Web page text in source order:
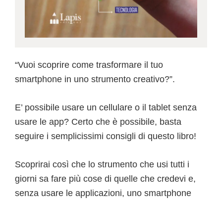
“Vuoi scoprire come trasformare il tuo
smartphone in uno strumento creativo?”.
E’ possibile usare un cellulare o il tablet senza
usare le app? Certo che è possibile, basta
seguire i semplicissimi consigli di questo libro!
Scoprirai così che lo strumento che usi tutti i
giorni sa fare più cose di quelle che credevi e,
senza usare le applicazioni, uno smartphone